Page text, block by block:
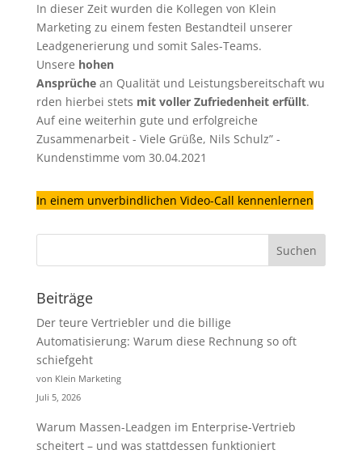
In dieser Zeit wurden die Kollegen von Klein
Marketing zu einem festen Bestandteil unserer
Leadgenerierungund somit Sales-Teams.
Unsere hohen
Ansprüchean Qualität und Leistungsbereitschaft wu
rden hierbei stets mit voller Zufriedenheit erfüllt.
Auf eine weiterhin gute und erfolgreiche
Zusammenarbeit - Viele Grüße, Nils Schulz” -
Kundenstimme vom 30.04.2021
In einem unverbindlichen Video-Call kennenlernen
Beiträge
Der teure Vertriebler und die billige
Automatisierung: Warum diese Rechnung so oft
schiefgeht
von Klein Marketing
Juli 5, 2026
Warum Massen-Leadgen im Enterprise-Vertrieb
scheitert – und was stattdessen funktioniert